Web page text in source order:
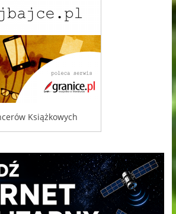
Książkowych